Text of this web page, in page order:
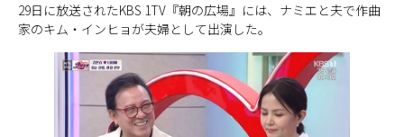
29日に放送されたKBS 1TV『朝の広場』には、ナミエと夫で作曲
家のキム・インヒョが夫婦として出演した。